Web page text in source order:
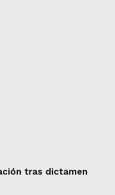
tras dictamen